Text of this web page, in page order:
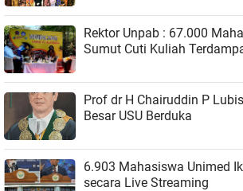
Rektor Unpab : 67.000
Sumut Cuti Kuliah
Prof dr H Chairuddin P
Besar USU Berduka
6.903 Mahasiswa Unimed
secara Live Streaming